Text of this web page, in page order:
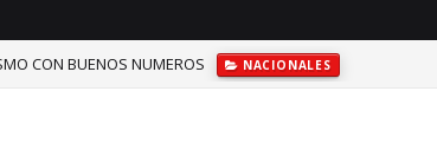
CON BUENOS NUMEROS NACIONALES
DEPENDIENTES DE SEGURO PÚBLICO EN N.Y.